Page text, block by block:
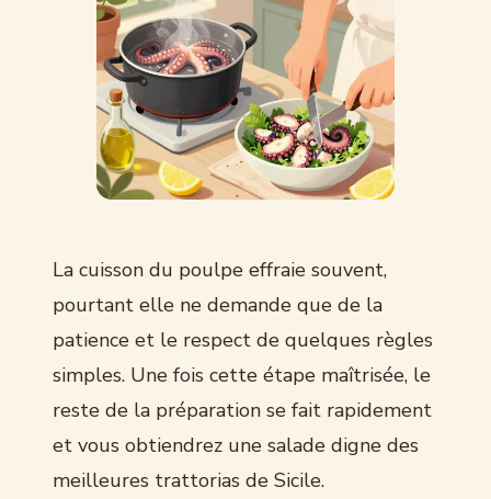
La cuisson du poulpe effraie souvent,
pourtant elle ne demande que de la
patience et le respect de quelques règles
simples. Une fois cette étape maîtrisée, le
reste de la préparation se fait rapidement
et vous obtiendrez une salade digne des
meilleures trattorias de Sicile.